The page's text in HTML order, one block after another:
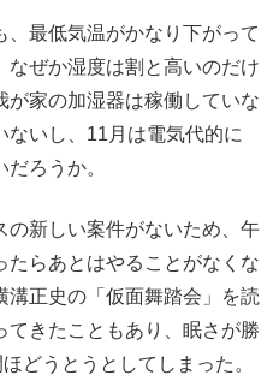
最低気温がかなり下がって
なぜか湿度は割と高いのだけ
が家の加湿器は稼働していな
ないし、11月は電気代的に
ろうか。
の新しい案件がないため、午
らあとはやることがなくな
溝正史の「仮面舞踏会」を読
てきたこともあり、眠さが勝
どうとうとしてしまった。